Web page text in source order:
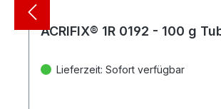
ACRIFIX® 1R 0192 - 100 g
Lieferzeit: Sofort verfügbar